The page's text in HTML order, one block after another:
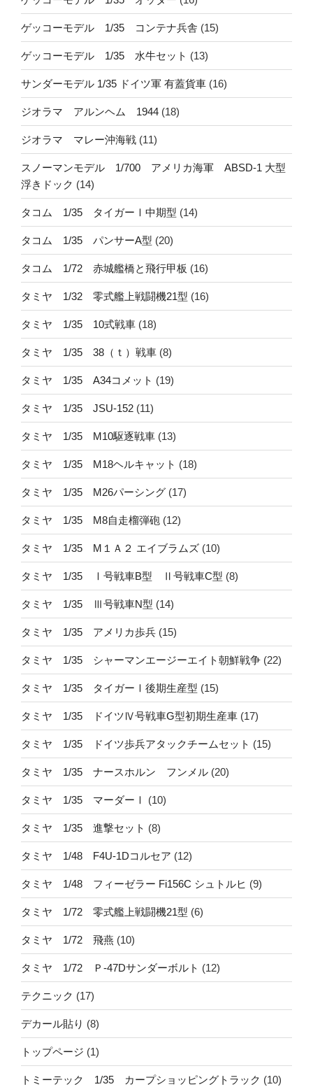
ゲッコーモデル 1/35 コンテナ兵舎 (15)
ゲッコーモデル 1/35 水牛セット (13)
サンダーモデル 1/35 ドイツ軍 有蓋貨車 (16)
ジオラマ アルンヘム 1944 (18)
ジオラマ マレー沖海戦 (11)
スノーマンモデル 1/700 アメリカ海軍 ABSD-1 大型
浮きドック (14)
タコム 1/35 タイガーⅠ中期型 (14)
タコム 1/35 パンサーA型 (20)
タコム 1/72 赤城艦橋と飛行甲板 (16)
タミヤ 1/32 零式艦上戦闘機21型 (16)
タミヤ 1/35 10式戦車 (18)
タミヤ 1/35 38（ｔ）戦車 (8)
タミヤ 1/35 A34コメット (19)
タミヤ 1/35 JSU-152 (11)
タミヤ 1/35 M10駆逐戦車 (13)
タミヤ 1/35 M18ヘルキャット (18)
タミヤ 1/35 M26パーシング (17)
タミヤ 1/35 M8自走榴弾砲 (12)
タミヤ 1/35 M１Ａ２ エイブラムズ (10)
タミヤ 1/35 Ⅰ号戦車B型 Ⅱ号戦車C型 (8)
タミヤ 1/35 Ⅲ号戦車N型 (14)
タミヤ 1/35 アメリカ歩兵 (15)
タミヤ 1/35 シャーマンエージーエイト朝鮮戦争 (22)
タミヤ 1/35 タイガーⅠ後期生産型 (15)
タミヤ 1/35 ドイツⅣ号戦車G型初期生産車 (17)
タミヤ 1/35 ドイツ歩兵アタックチームセット (15)
タミヤ 1/35 ナースホルン フンメル (20)
タミヤ 1/35 マーダーⅠ (10)
タミヤ 1/35 進撃セット (8)
タミヤ 1/48 F4U-1Dコルセア (12)
タミヤ 1/48 フィーゼラー Fi156C シュトルヒ (9)
タミヤ 1/72 零式艦上戦闘機21型 (6)
タミヤ 1/72 飛燕 (10)
タミヤ 1/72 Ｐ-47Dサンダーボルト (12)
テクニック (17)
デカール貼り (8)
トップページ (1)
トミーテック 1/35 カープショッピングトラック (10)